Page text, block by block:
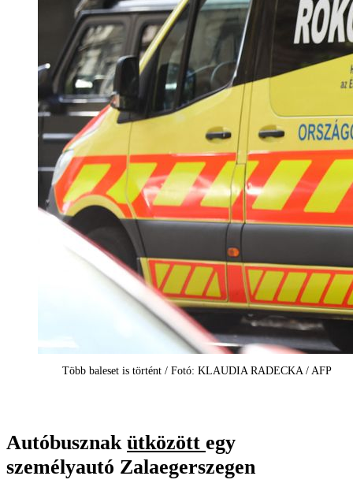
Több baleset is történt / Fotó: KLAUDIA RADECKA / AFP
Autóbusznak ütközött egy
személyautó Zalaegerszegen